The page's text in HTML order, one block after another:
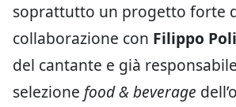
soprattutto un progetto forte
collaborazione con Filippo
del cantante e già
selezione food & beverage